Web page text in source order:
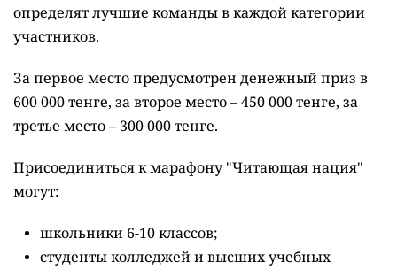
определят лучшие команды в каждой категории
участников.
За первое место предусмотрен денежный приз в
600 000 тенге, за второе место – 450 000 тенге, за
третье место – 300 000 тенге.
Присоединиться к марафону "Читающая нация"
могут:
школьники 6-10 классов;
студенты колледжей и высших учебных